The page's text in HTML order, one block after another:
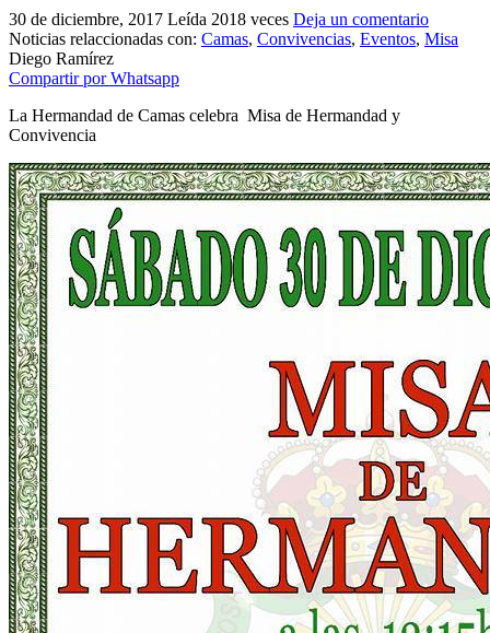
30 de diciembre, 2017 Leída 2018 veces Deja un comentario
Noticias relaccionadas con: Camas, Convivencias, Eventos, Misa
Diego Ramírez
Compartir por Whatsapp
La Hermandad de Camas celebra Misa de Hermandad y
Convivencia
Historia de la Virgen del Rocío
¿Cuándo es la romería del Rocío?
¿Cuándo se construyó la primera ermita?
El traslado cada siete años
¿Cuales son los actos principales que se celebran en el
Rocío?
Quiero hacer el camino,¿que tengo que hacer?
En el Rocío, ¿dónde me alojo?